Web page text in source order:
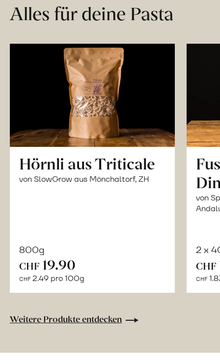
Alles für deine Pasta
Hörnli aus Triticale
von SlowGrow aus Mönchaltorf, ZH
800g
CHF 19.90
CHF 2.49 pro 100g
von
2 x
CHF
CHF
Weitere Produkte entdecken